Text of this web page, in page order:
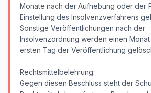
Monate nach der Aufhebung oder der
Einstellung des Insolvenzverfahrens
Sonstige Veröffentlichungen nach der
Insolvenzordnung werden einen
ersten Tag der Veröffentlichung
Rechtsmittelbelehrung:
Gegen diesen Beschluss steht der